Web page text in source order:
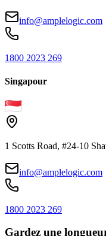
info@amplelogic.com
1800 2023 269
Singapour
1 Scotts Road, #24-10
info@amplelogic.com
1800 2023 269
Gardez une